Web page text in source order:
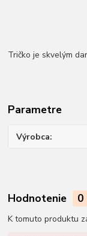
Tričko je skvelým
Parametre
Výrobca
Hodnotenie 0
K tomuto produktu